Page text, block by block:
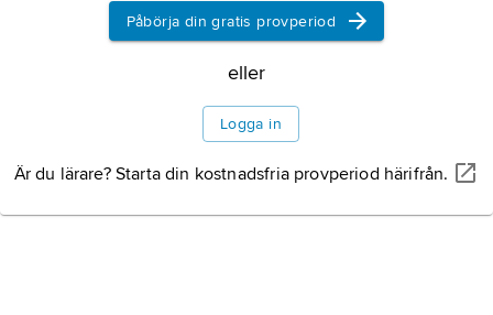
Påbörja din gratis provperiod
eller
Logga in
Är du lärare? Starta din kostnadsfria provperiod härifrån.